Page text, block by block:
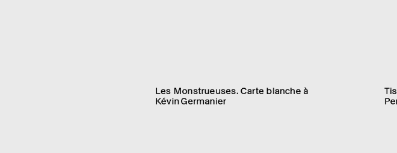
Les Mons­trueuses. Carte blanche à
Kévin Germa­nier